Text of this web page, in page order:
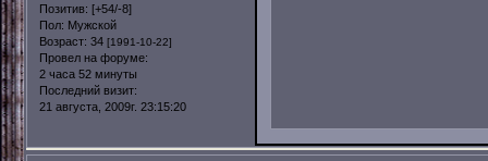
Позитив: [+54/-8]
Пол: Мужской
Возраст: 34 [1991-10-22]
Провел на форуме:
2 часа 52 минуты
Последний визит:
21 августа, 2009г. 23:15:20